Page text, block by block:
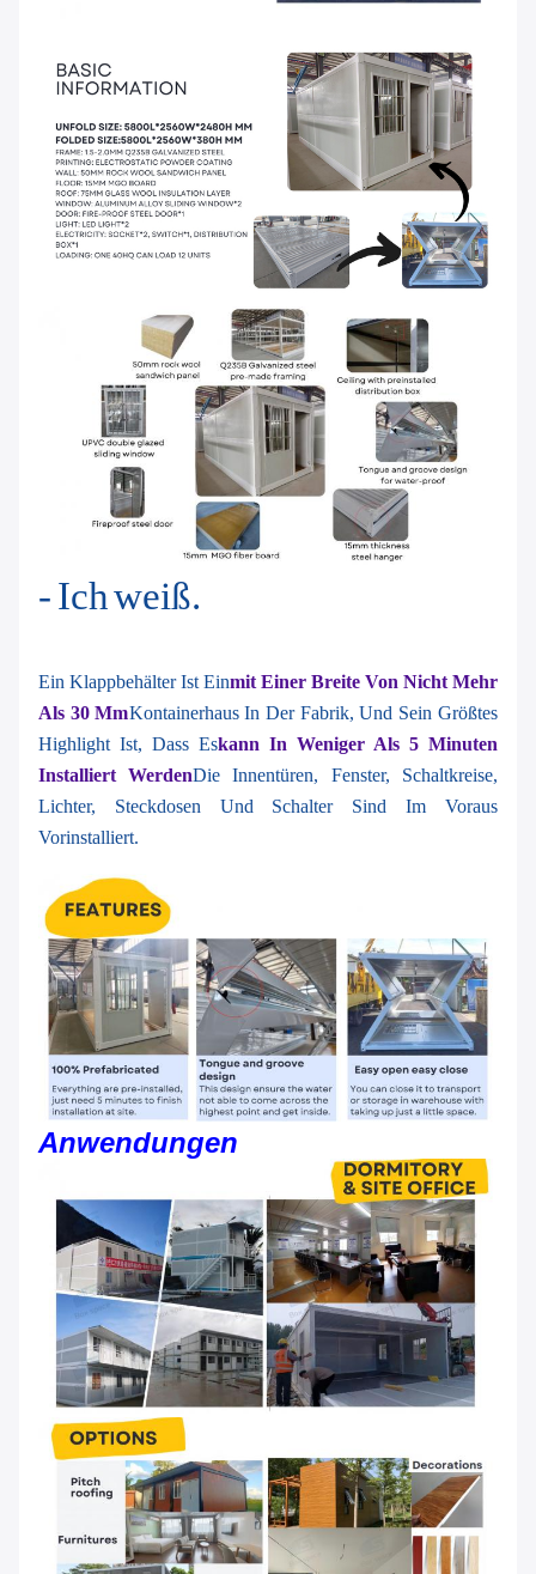
- Ich weiß.
Ein Klappbehälter Ist EinMit Einer Breite Von Nicht Mehr
Als 30 MmKontainerhaus In Der Fabrik, Und Sein Größtes
Highlight Ist, Dass EsKann In Weniger Als 5 Minuten
Installiert WerdenDie Innentüren, Fenster, Schaltkreise,
Lichter, Steckdosen Und Schalter Sind Im Voraus
Vorinstalliert.
Anwendungen